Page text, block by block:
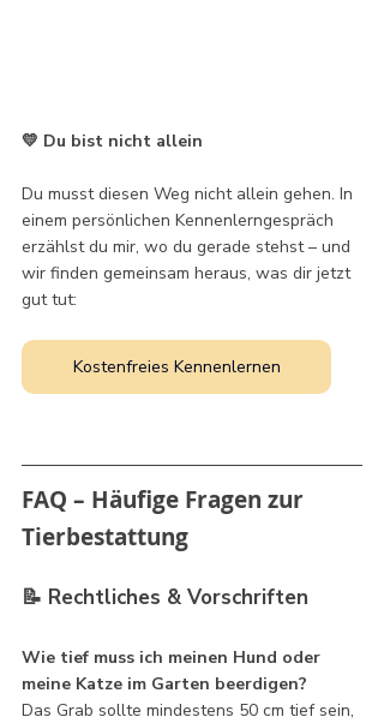
💛 Du bist nicht allein
Du musst diesen Weg nicht allein gehen. In
einem persönlichen Kennenlerngespräch
erzählst du mir, wo du gerade stehst – und
wir finden gemeinsam heraus, was dir jetzt
gut tut:
Kostenfreies Kennenlernen
FAQ – Häufige Fragen zur
Tierbestattung
📝 Rechtliches & Vorschriften
Wie tief muss ich meinen Hund oder
meine Katze im Garten beerdigen?
Das Grab sollte mindestens 50 cm tief sein,